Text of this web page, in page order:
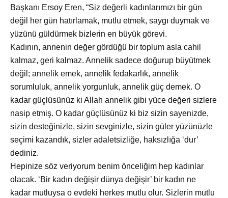
Başkanı Ersoy Eren, “Siz değerli kadınlarımızı bir gün
değil her gün hatırlamak, mutlu etmek, saygı duymak ve
yüzünü güldürmek bizlerin en büyük görevi.
Kadının, annenin değer gördüğü bir toplum asla cahil
kalmaz, geri kalmaz. Annelik sadece doğurup büyütmek
değil; annelik emek, annelik fedakarlık, annelik
sorumluluk, annelik yorgunluk, annelik güç demek. O
kadar güçlüsünüz ki Allah annelik gibi yüce değeri sizlere
nasip etmiş. O kadar güçlüsünüz ki biz sizin sayenizde,
sizin desteğinizle, sizin sevginizle, sizin güler yüzünüzle
seçimi kazandık, sizler adaletsizliğe, haksızlığa ‘dur’
dediniz.
Hepinize söz veriyorum benim önceliğim hep kadınlar
olacak. ‘Bir kadın değişir dünya değişir’ bir kadın ne
kadar mutluysa o evdeki herkes mutlu olur. Sizlerin mutlu